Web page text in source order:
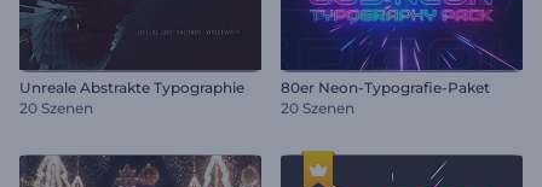
Unreale Abstrakte Typographie
20 Szenen
80er Neon-Typografie-Paket
20 Szenen